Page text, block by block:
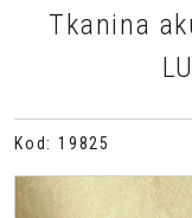
Tkanina
Kod : 19825